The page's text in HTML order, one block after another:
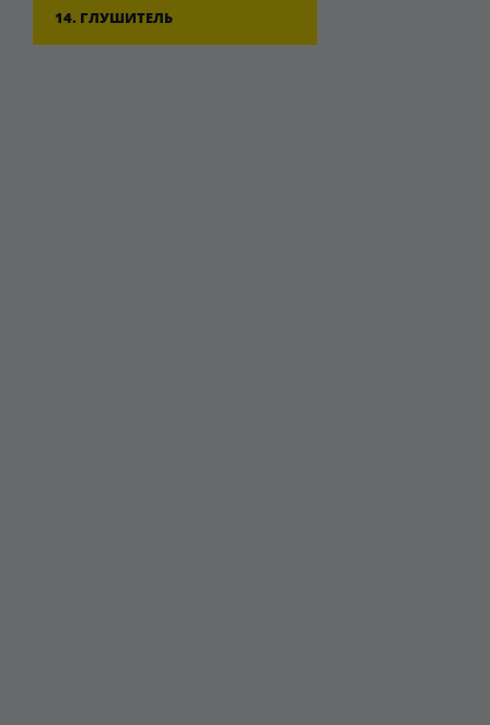
14. ГЛУШИТЕЛЬ